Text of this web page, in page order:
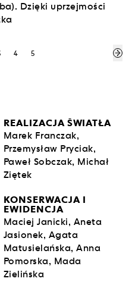
Dzięki uprzejmości
4 5
REALIZACJA ŚWIATŁA
Marek Franczak,
Przemysław Pryciak,
Paweł Sobczak, Michał
Ziętek
KONSERWACJA I
EWIDENCJA
Maciej Janicki, Aneta
Jasionek, Agata
Matusielańska, Anna
Pomorska, Mada
Zielińska